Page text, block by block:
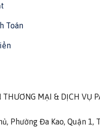
Toán
THƯƠNG MẠI & DỊCH VỤ
Phường Đa Kao, Quận 1,